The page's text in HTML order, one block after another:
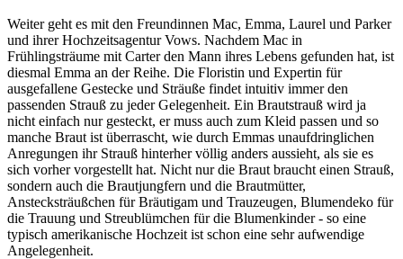
Weiter geht es mit den Freundinnen Mac, Emma, Laurel und Parker
und ihrer Hochzeitsagentur Vows. Nachdem Mac in
Frühlingsträume mit Carter den Mann ihres Lebens gefunden hat, ist
diesmal Emma an der Reihe. Die Floristin und Expertin für
ausgefallene Gestecke und Sträuße findet intuitiv immer den
passenden Strauß zu jeder Gelegenheit. Ein Brautstrauß wird ja
nicht einfach nur gesteckt, er muss auch zum Kleid passen und so
manche Braut ist überrascht, wie durch Emmas unaufdringlichen
Anregungen ihr Strauß hinterher völlig anders aussieht, als sie es
sich vorher vorgestellt hat. Nicht nur die Braut braucht einen Strauß,
sondern auch die Brautjungfern und die Brautmütter,
Anstecksträußchen für Bräutigam und Trauzeugen, Blumendeko für
die Trauung und Streublümchen für die Blumenkinder - so eine
typisch amerikanische Hochzeit ist schon eine sehr aufwendige
Angelegenheit.